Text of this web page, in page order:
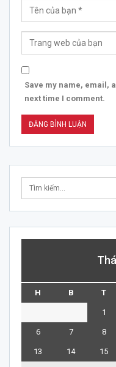
Save my name, email,
next time I comment.
H B T
1
6 7 8
13 14 15